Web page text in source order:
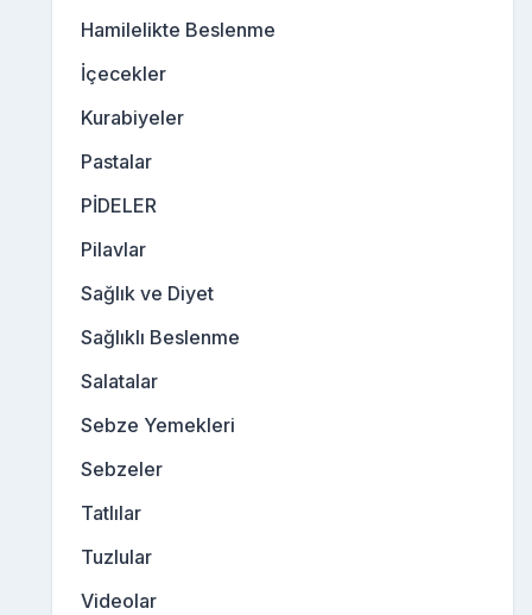
Hamilelikte Beslenme
İçecekler
Kurabiyeler
Pastalar
PİDELER
Pilavlar
Sağlık ve Diyet
Sağlıklı Beslenme
Salatalar
Sebze Yemekleri
Sebzeler
Tatlılar
Tuzlular
Videolar